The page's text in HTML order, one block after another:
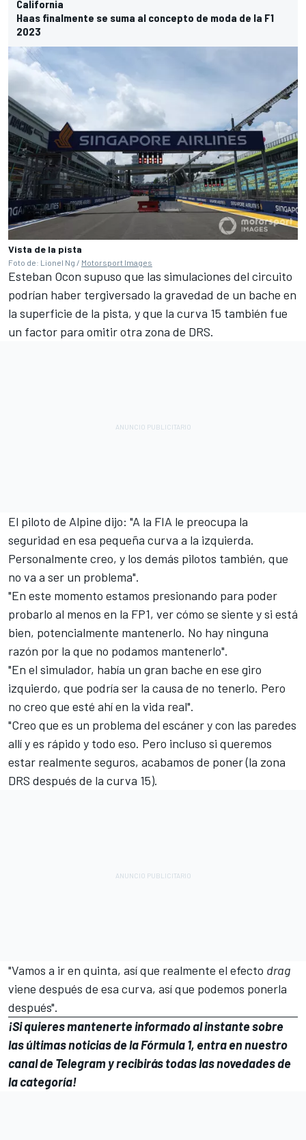
California
Haas finalmente se suma al concepto de moda de la F1
2023
Vista de la pista
Foto de: Lionel Ng / Motorsport Images
Esteban Ocon supuso que las simulaciones del circuito
podrían haber tergiversado la gravedad de un bache en
la superficie de la pista, y que la curva 15 también fue
un factor para omitir otra zona de DRS.
El piloto de Alpine dijo: "A la FIA le preocupa la
seguridad en esa pequeña curva a la izquierda.
Personalmente creo, y los demás pilotos también, que
no va a ser un problema".
"En este momento estamos presionando para poder
probarlo al menos en la FP1, ver cómo se siente y si está
bien, potencialmente mantenerlo. No hay ninguna
razón por la que no podamos mantenerlo".
"En el simulador, había un gran bache en ese giro
izquierdo, que podría ser la causa de no tenerlo. Pero
no creo que esté ahí en la vida real".
"Creo que es un problema del escáner y con las paredes
allí y es rápido y todo eso. Pero incluso si queremos
estar realmente seguros, acabamos de poner (la zona
DRS después de la curva 15).
"Vamos a ir en quinta, así que realmente el efecto drag
viene después de esa curva, así que podemos ponerla
después".
¡Si quieres mantenerte informado al instante sobre
las últimas noticias de laFórmula 1, entra ennuestro
canal de Telegramy recibirás todas las novedades de
la categoría!